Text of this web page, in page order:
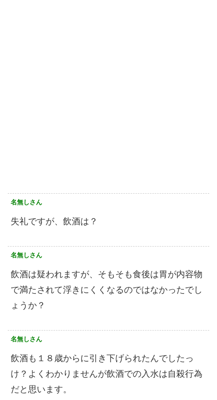
名無しさん
失礼ですが、飲酒は？
名無しさん
飲酒は疑われますが、そもそも食後は胃が内容物
で満たされて浮きにくくなるのではなかったでし
ょうか？
名無しさん
飲酒も１８歳からに引き下げられたんでしたっ
け？よくわかりませんが飲酒での入水は自殺行為
だと思います。